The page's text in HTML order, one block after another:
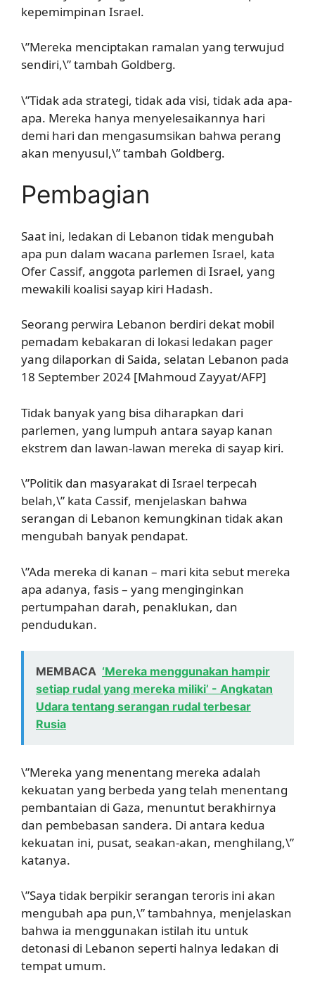
kepemimpinan Israel.
\”Mereka menciptakan ramalan yang terwujud
sendiri,\” tambah Goldberg.
\”Tidak ada strategi, tidak ada visi, tidak ada apa-
apa. Mereka hanya menyelesaikannya hari
demi hari dan mengasumsikan bahwa perang
akan menyusul,\” tambah Goldberg.
Pembagian
Saat ini, ledakan di Lebanon tidak mengubah
apa pun dalam wacana parlemen Israel, kata
Ofer Cassif, anggota parlemen di Israel, yang
mewakili koalisi sayap kiri Hadash.
Seorang perwira Lebanon berdiri dekat mobil
pemadam kebakaran di lokasi ledakan pager
yang dilaporkan di Saida, selatan Lebanon pada
18 September 2024 [Mahmoud Zayyat/AFP]
Tidak banyak yang bisa diharapkan dari
parlemen, yang lumpuh antara sayap kanan
ekstrem dan lawan-lawan mereka di sayap kiri.
\”Politik dan masyarakat di Israel terpecah
belah,\” kata Cassif, menjelaskan bahwa
serangan di Lebanon kemungkinan tidak akan
mengubah banyak pendapat.
\”Ada mereka di kanan – mari kita sebut mereka
apa adanya, fasis – yang menginginkan
pertumpahan darah, penaklukan, dan
pendudukan.
MEMBACA ‘Mereka menggunakan hampir
setiap rudal yang mereka miliki’ - Angkatan
Udara tentang serangan rudal terbesar
Rusia
\”Mereka yang menentang mereka adalah
kekuatan yang berbeda yang telah menentang
pembantaian di Gaza, menuntut berakhirnya
dan pembebasan sandera. Di antara kedua
kekuatan ini, pusat, seakan-akan, menghilang,\”
katanya.
\”Saya tidak berpikir serangan teroris ini akan
mengubah apa pun,\” tambahnya, menjelaskan
bahwa ia menggunakan istilah itu untuk
detonasi di Lebanon seperti halnya ledakan di
tempat umum.